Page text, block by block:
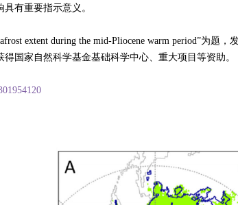
有重要指示意义。
extent during the mid-Pliocene warm period”为题
国家自然科学基金基础科学中心、重大项目等资助。